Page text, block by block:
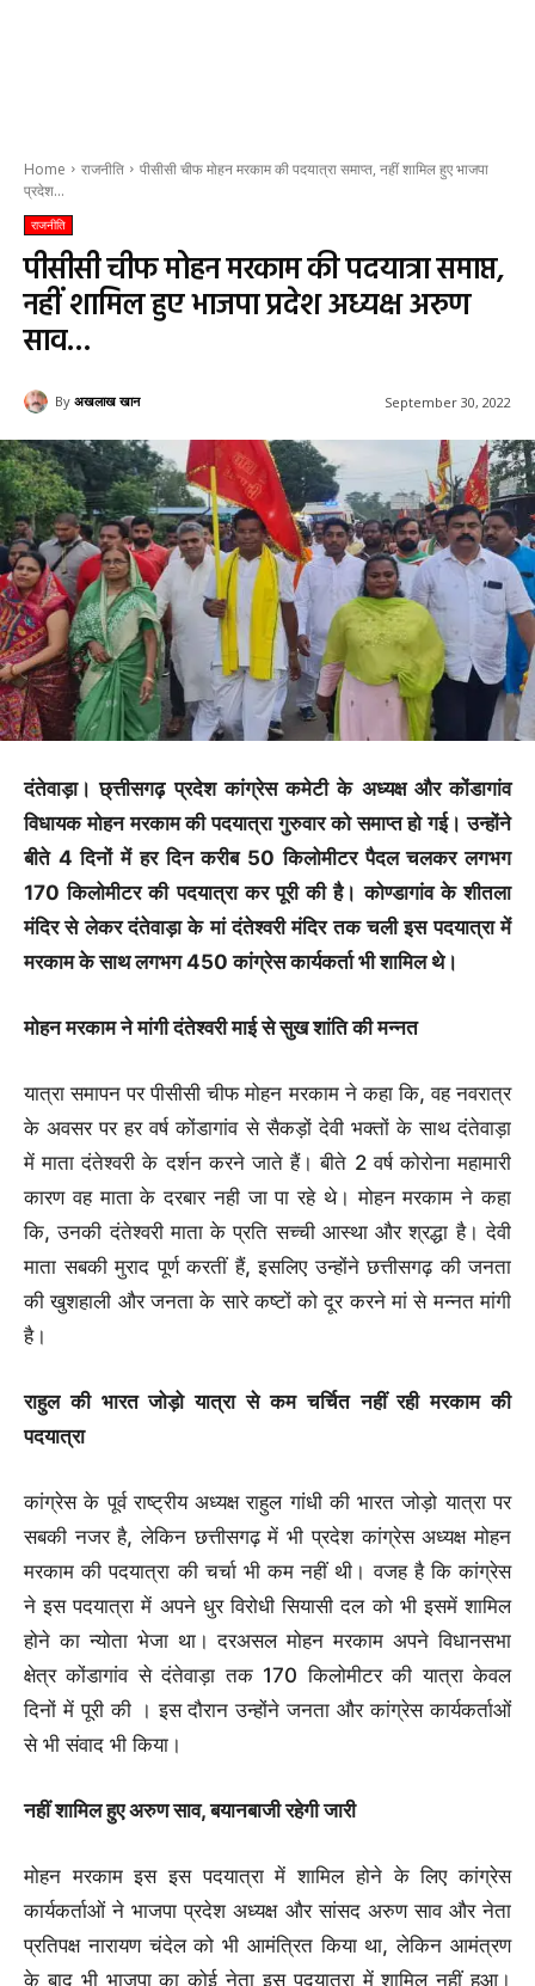
Home राजनीति
पीसीसी चीफ मोहन मरकाम की पदयात्रा समाप्त, नहीं शामिल हुए भाजपा
प्रदेश...
राजनीति
पीसीसी चीफ मोहन मरकाम की पदयात्रा समाप्त,
नहीं शामिल हुए भाजपा प्रदेश अध्यक्ष अरुण
साव…
By अखलाख खान September 30, 2022
दंतेवाड़ा। छ्त्तीसगढ़ प्रदेश कांग्रेस कमेटी के अध्यक्ष और कोंडागांव
विधायक मोहन मरकाम की पदयात्रा गुरुवार को समाप्त हो गई। उन्होंने
बीते 4 दिनों में हर दिन करीब 50 किलोमीटर पैदल चलकर लगभग
170 किलोमीटर की पदयात्रा कर पूरी की है। कोण्डागांव के शीतला
मंदिर से लेकर दंतेवाड़ा के मां दंतेश्वरी मंदिर तक चली इस पदयात्रा में
मरकाम के साथ लगभग 450 कांग्रेस कार्यकर्ता भी शामिल थे।
मोहन मरकाम ने मांगी दंतेश्वरी माई से सुख शांति की मन्नत
यात्रा समापन पर पीसीसी चीफ मोहन मरकाम ने कहा कि, वह नवरात्र
के अवसर पर हर वर्ष कोंडागांव से सैकड़ों देवी भक्तों के साथ दंतेवाड़ा
में माता दंतेश्वरी के दर्शन करने जाते हैं। बीते 2 वर्ष कोरोना महामारी
कारण वह माता के दरबार नही जा पा रहे थे। मोहन मरकाम ने कहा
कि, उनकी दंतेश्वरी माता के प्रति सच्ची आस्था और श्रद्धा है। देवी
माता सबकी मुराद पूर्ण करतीं हैं, इसलिए उन्होंने छत्तीसगढ़ की जनता
की खुशहाली और जनता के सारे कष्टों को दूर करने मां से मन्नत मांगी
है।
राहुल की भारत जोड़ो यात्रा से कम चर्चित नहीं रही मरकाम की
पदयात्रा
कांग्रेस के पूर्व राष्ट्रीय अध्यक्ष राहुल गांधी की भारत जोड़ो यात्रा पर
सबकी नजर है, लेकिन छत्तीसगढ़ में भी प्रदेश कांग्रेस अध्यक्ष मोहन
मरकाम की पदयात्रा की चर्चा भी कम नहीं थी। वजह है कि कांग्रेस
ने इस पदयात्रा में अपने धुर विरोधी सियासी दल को भी इसमें शामिल
होने का न्योता भेजा था। दरअसल मोहन मरकाम अपने विधानसभा
क्षेत्र कोंडागांव से दंतेवाड़ा तक 170 किलोमीटर की यात्रा केवल
दिनों में पूरी की । इस दौरान उन्होंने जनता और कांग्रेस कार्यकर्ताओं
से भी संवाद भी किया।
नहीं शामिल हुए अरुण साव, बयानबाजी रहेगी जारी
मोहन मरकाम इस इस पदयात्रा में शामिल होने के लिए कांग्रेस
कार्यकर्ताओं ने भाजपा प्रदेश अध्यक्ष और सांसद अरुण साव और नेता
प्रतिपक्ष नारायण चंदेल को भी आमंत्रित किया था, लेकिन आमंत्रण
के बाद भी भाजपा का कोई नेता इस पदयात्रा में शामिल नहीं हुआ।